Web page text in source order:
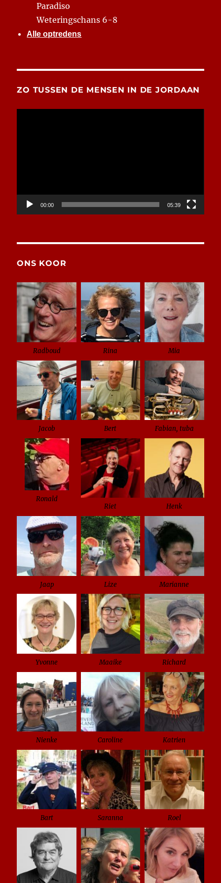
Paradiso
Weteringschans 6-8
Alle optredens
ZO TUSSEN DE MENSEN IN DE JORDAAN
00:00 05:39
ONS KOOR
Radboud Rina Mia
Jacob Bert Fabian, tuba
Ronald
Riet
Henk
Jaap Lize Marianne
Yvonne Maaike Richard
Nienke Caroline Katrien
Bart Saranna Roel